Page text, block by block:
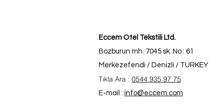
Eccem Otel Tekstili Ltd.
Bozburun mh. 7045 sk. No : 61
Merkezefendi / Denizli / TURKEY
Tıkla Ara : 0544 935 97 75
E-mail : info@eccem.com